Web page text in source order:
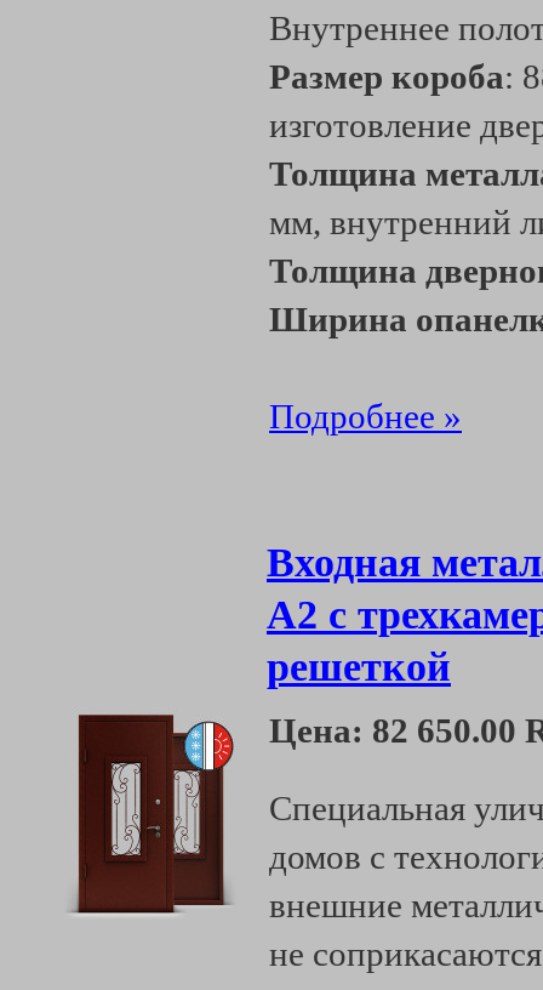
Внутреннее
Размер короба:
изготовление
Толщина
мм, внутренний
Толщина
Ширина
Подробнее »
Входная
А2 с
решеткой
Цена: 82 650.00
Специальная
домов с
внешние
не